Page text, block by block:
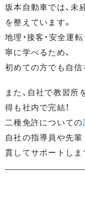
坂本自動車では、
を整えています。
地理・接客・安全運
寧に学べるため、
初めての方でも自信
また、自社で教習所
得も社内で完結！
二種免許についての
自社の指導員や先
貫してサポートしま